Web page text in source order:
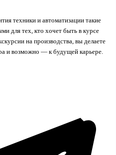
техники и автоматизации такие
для тех, кто хочет быть в курсе
на производства, вы делаете
и возможно — к будущей карьере.